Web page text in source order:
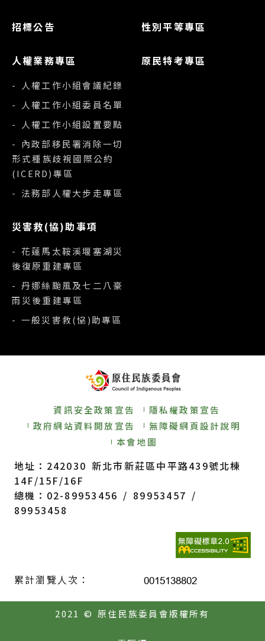
招標公告 性別平等專區
人權業務專區
- 人權工作小組會議紀錄
- 人權工作小組委員名單
- 人權工作小組設置要點
- 內政部移民署消除一切
形式種族歧視國際公約
(ICERD)專區
- 法務部人權大步走專區
原民特考專區
災害救(協)助事項
- 花蓮馬太鞍溪堰塞湖災
後復原重建專區
- 丹娜絲颱風及七二八豪
雨災後重建專區
- 一般災害救(協)助專區
資訊安全政策宣告
隱私權政策宣告
政府網站資料開放宣告
無障礙網頁設計說明
本會地圖
地址：242030 新北市新莊區中平路439號北棟
14F/15F/16F
總機：02-89953456 / 89953457 /
89953458
累計瀏覽人次：
2021 © 原住民族委員會版權所有